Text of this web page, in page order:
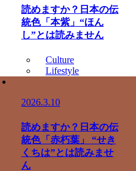
読めますか？日本の伝
統色「本紫」“ほん
し”とは読みません
Culture
Lifestyle
2026.3.10
読めますか？日本の伝
統色「赤朽葉」 “せき
くちは”とは読みませ
ん